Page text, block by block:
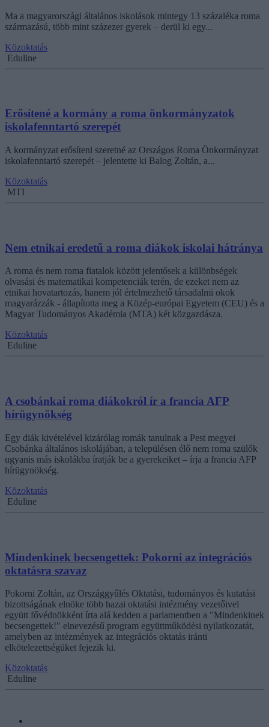
Ma a magyarországi általános iskolások mintegy 13 százaléka roma
származású, több mint százezer gyerek – derül ki egy...
Közoktatás
Eduline
Erősítené a kormány a roma önkormányzatok
iskolafenntartó szerepét
A kormányzat erősíteni szeretné az Országos Roma Önkormányzat
iskolafenntartó szerepét – jelentette ki Balog Zoltán, a...
Közoktatás
MTI
Nem etnikai eredetű a roma diákok iskolai hátránya
A roma és nem roma fiatalok között jelentősek a különbségek
olvasási és matematikai kompetenciák terén, de ezeket nem az
etnikai hovatartozás, hanem jól értelmezhető társadalmi okok
magyarázzák - állapította meg a Közép-európai Egyetem (CEU) és a
Magyar Tudományos Akadémia (MTA) két közgazdásza.
Közoktatás
Eduline
A csobánkai roma diákokról ír a francia AFP
hírügynökség
Egy diák kivételével kizárólag romák tanulnak a Pest megyei
Csobánka általános iskolájában, a településen élő nem roma szülők
ugyanis más iskolákba íratják be a gyerekeiket – írja a francia AFP
hírügynökség.
Közoktatás
Eduline
Mindenkinek becsengettek: Pokorni az integrációs
oktatásra szavaz
Pokorni Zoltán, az Országgyűlés Oktatási, tudományos és kutatási
bizottságának elnöke több hazai oktatási intézmény vezetőivel
együtt fővédnökként írta alá kedden a parlamentben a "Mindenkinek
becsengettek!" elnevezésű program együttműködési nyilatkozatát,
amelyben az intézmények az integrációs oktatás iránti
elkötelezettségüket fejezik ki.
Közoktatás
Eduline